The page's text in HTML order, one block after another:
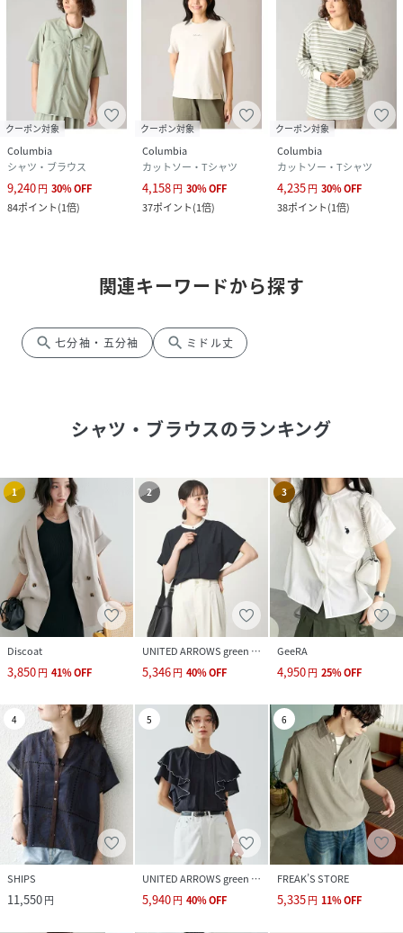
クーポン対象
Columbia
シャツ・ブラウス
9,240円 30%OFF
84ポイント(1倍)
クーポン対象
Columbia
カットソー・Tシャツ
4,158円 30%OFF
37ポイント(1倍)
クーポン対象
Columbia
カットソー・Tシャツ
4,235円 30%OFF
38ポイント(1倍)
関連キーワードから探す
search 七分袖・五分袖 search ミドル丈
シャツ・ブラウスのランキング
1
Discoat
3,850円 41%OFF
2
UNITED ARROWS green label relaxing
5,346円 40%OFF
3
GeeRA
4,950円 25%OFF
4
SHIPS
11,550円
5
UNITED ARROWS green label relaxing
5,940円 40%OFF
6
FREAK’S STORE
5,335円 11%OFF